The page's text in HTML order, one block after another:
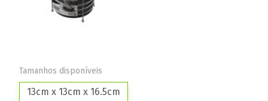
Tamanhos disponíveis
13cm x 13cm x 16.5cm